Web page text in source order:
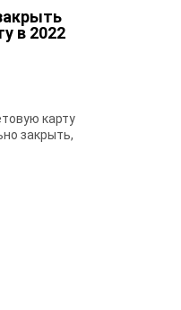
в 2022
карту
закрыть,